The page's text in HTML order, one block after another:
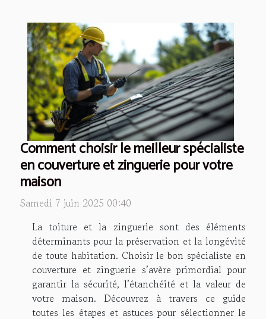
Comment choisir le meilleur spécialiste
en couverture et zinguerie pour votre
maison
Samedi 7 juin 2025 00:40
La toiture et la zinguerie sont des éléments
déterminants pour la préservation et la longévité
de toute habitation. Choisir le bon spécialiste en
couverture et zinguerie s’avère primordial pour
garantir la sécurité, l’étanchéité et la valeur de
votre maison. Découvrez à travers ce guide
toutes les étapes et astuces pour sélectionner le